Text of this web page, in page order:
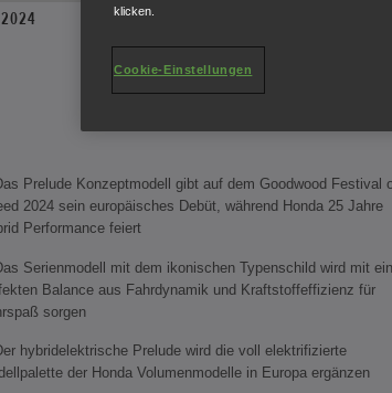
Prelude Konzeptmodell gibt auf dem Goodwood Festival
2024 sein europäisches Debüt, während Honda 25 Jahre
Performance feiert
Serienmodell mit dem ikonischen Typenschild wird mit
Balance aus Fahrdynamik und Kraftstoffeffizienz für
sorgen
hybridelektrische Prelude wird die voll elektrifizierte
der Honda Volumenmodelle in Europa ergänzen
klicken.
Cookie-Einstellungen